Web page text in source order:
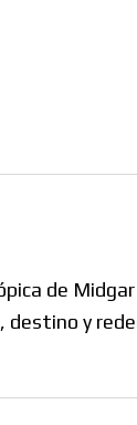
de
y